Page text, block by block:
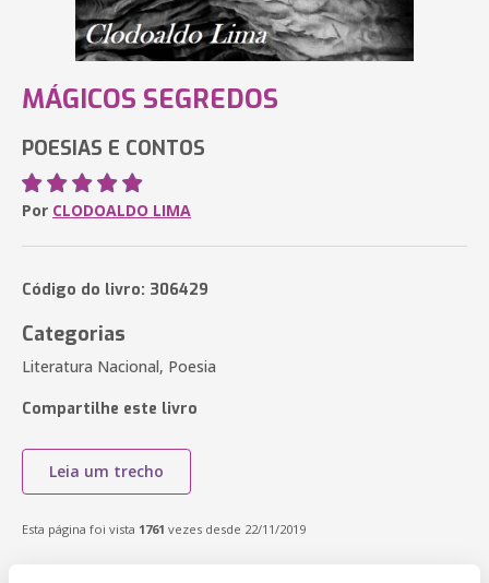
MÁGICOS SEGREDOS
POESIAS E CONTOS
Por CLODOALDO LIMA
Código do livro: 306429
Categorias
Literatura Nacional, Poesia
Compartilhe este livro
Leia um trecho
Esta página foi vista 1761 vezes desde 22/11/2019